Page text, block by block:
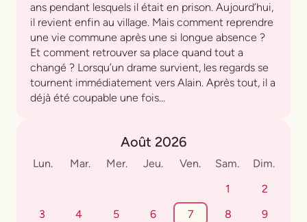
ans pendant lesquels il était en prison. Aujourd’hui,
il revient enfin au village. Mais comment reprendre
une vie commune après une si longue absence ?
Et comment retrouver sa place quand tout a
changé ? Lorsqu’un drame survient, les regards se
tournent immédiatement vers Alain. Après tout, il a
déjà été coupable une fois…
Août 2026
Lun. Mar. Mer. Jeu. Ven. Sam.
Dim.
1
2
3
4 5 6 7 8
9